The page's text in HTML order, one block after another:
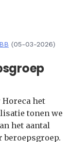
(05-03-2026)
het
tonen we
het aantal
beroepsgroep.